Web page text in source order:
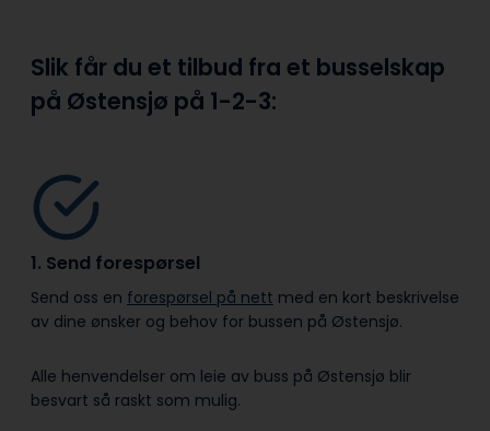
Slik får du et tilbud fra et busselskap
på Østensjø på 1-2-3:
1. Send forespørsel
Send oss en forespørsel på nett med en kort beskrivelse
av dine ønsker og behov for bussen på Østensjø.
Alle henvendelser om leie av buss på Østensjø blir
besvart så raskt som mulig.